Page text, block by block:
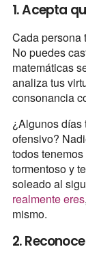
1. Acepta
Cada persona
No puedes
matemáticas
analiza tus
consonancia
¿Algunos días
ofensivo?
todos
tormentoso y
soleado al
realmente eres
mismo.
2.